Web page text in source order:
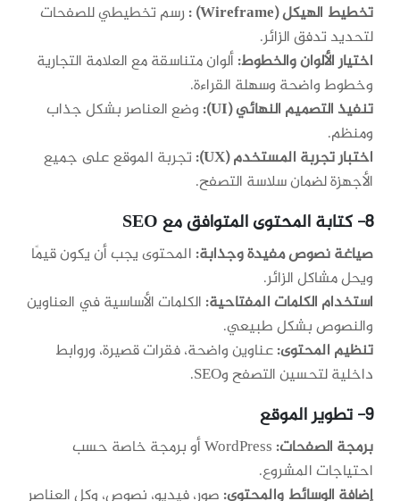
تخطيط الهيكل (Wireframe) :
رسم تخطيطي للصفحات
لتحديد تدفق الزائر.
اختيار الألوان والخطوط:ألوان متناسقة مع العلامة التجارية
وخطوط واضحة وسهلة القراءة.
تنفيذ التصميم النهائي (UI):
وضع العناصر بشكل جذاب
ومنظم.
اختبار تجربة المستخدم (UX):
تجربة الموقع على جميع
الأجهزة لضمان سلاسة التصفح.
8- كتابة المحتوى المتوافق مع SEO
صياغة نصوص مفيدة وجذابة: المحتوى يجب أن يكون قيمًا
ويحل مشاكل الزائر.
استخدام الكلمات المفتاحية: الكلمات الأساسية في العناوين
والنصوص بشكل طبيعي.
تنظيم المحتوى:عناوين واضحة، فقرات قصيرة، وروابط
داخلية لتحسين التصفح وSEO.
9- تطوير الموقع
برمجة الصفحات:
WordPress أو برمجة خاصة حسب
احتياجات المشروع.
إضافة الوسائط والمحتوى: صور، فيديو، نصوص، وكل العناصر